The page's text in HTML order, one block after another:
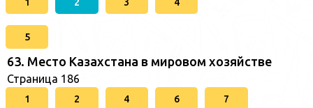
5
63. Место Казахстана в мировом хозяйстве
Страница 186
1 2 4 6 7